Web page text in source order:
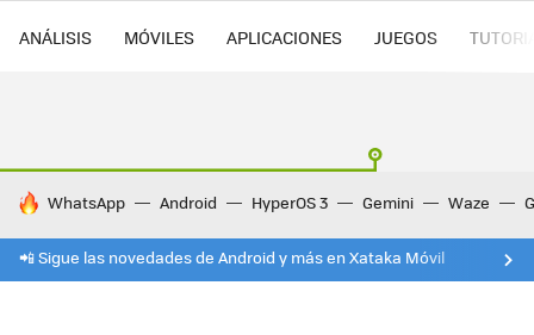
ANÁLISIS MÓVILES APLICACIONES JUEGOS
HOY SE HABLA DE
WhatsApp Android HyperOS 3 Gemini Waze
📲 Sigue las novedades de Android y más en Xataka Móvil